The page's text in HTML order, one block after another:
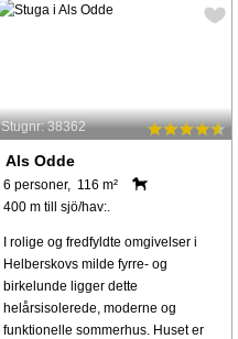
Stugnr: 38362
Als Odde
6 personer, 116 m²
400 m till sjö/hav:.
I rolige og fredfyldte omgivelser i
Helberskovs milde fyrre- og
birkelunde ligger dette
helårsisolerede, moderne og
funktionelle sommerhus. Huset er